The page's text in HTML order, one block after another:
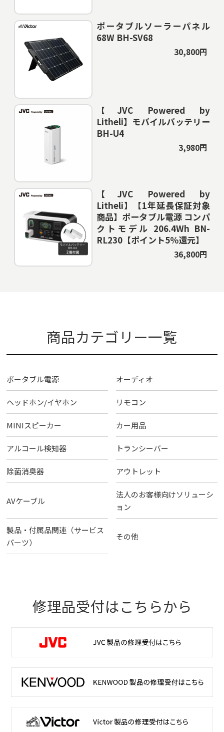
ポータブルソーラーパネル
68W BH-SV68
30,800円
【JVC Powered by
Litheli】モバイルバッテリー
BH-U4
3,980円
【JVC Powered by
Litheli】【1年延長保証対象
商品】ポータブル電源 コンパ
クトモデル 206.4Wh BN-
RL230【ポイント5％還元】
36,800円
商品カテゴリー一覧
ポータブル電源 オーディオ
ヘッドホン/イヤホン リモコン
MINIスピーカー カー用品
アルコール検知器 トランシーバー
除菌消臭器 アウトレット
AVケーブル
法人のお客様向けソリューシ
ョン
製品・付属品関連（サービス
パーツ）
その他
修理品受付はこちらから